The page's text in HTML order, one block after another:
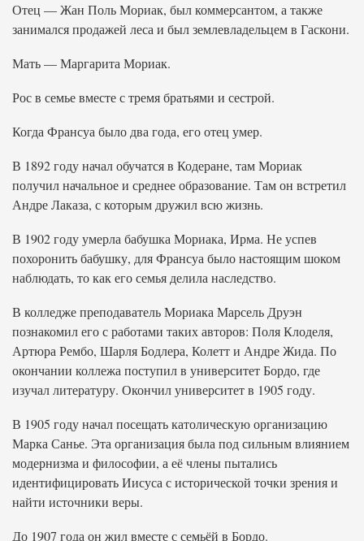
Отец — Жан Поль Мориак, был коммерсантом, а также
занимался продажей леса и был землевладельцем в Гаскони.
Мать — Маргарита Мориак.
Рос в семье вместе с тремя братьями и сестрой.
Когда Франсуа было два года, его отец умер.
В 1892 году начал обучатся в Кодеране, там Мориак
получил начальное и среднее образование. Там он встретил
Андре Лаказа, с которым дружил всю жизнь.
В 1902 году умерла бабушка Мориака, Ирма. Не успев
похоронить бабушку, для Франсуа было настоящим шоком
наблюдать, то как его семья делила наследство.
В колледже преподаватель Мориака Марсель Друэн
познакомил его с работами таких авторов: Поля Клоделя,
Артюра Рембо, Шарля Бодлера, Колетт и Андре Жида. По
окончании коллежа поступил в университет Бордо, где
изучал литературу. Окончил университет в 1905 году.
В 1905 году начал посещать католическую организацию
Марка Санье. Эта организация была под сильным влиянием
модернизма и философии, а её члены пытались
идентифицировать Иисуса с исторической точки зрения и
найти источники веры.
До 1907 года он жил вместе с семьёй в Бордо.